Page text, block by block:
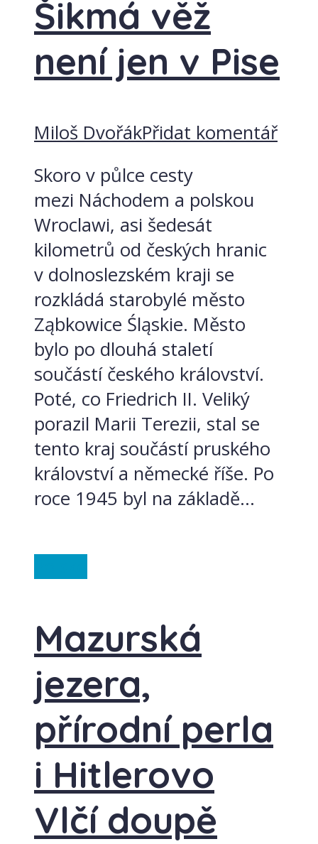
Šikmá věž
není jen v Pise
Miloš DvořákPřidat komentář
Skoro v půlce cesty
mezi Náchodem a polskou
Wroclawi, asi šedesát
kilometrů od českých hranic
v dolnoslezském kraji se
rozkládá starobylé město
Ząbkowice Śląskie. Město
bylo po dlouhá staletí
součástí českého království.
Poté, co Friedrich II. Veliký
porazil Marii Terezii, stal se
tento kraj součástí pruského
království a německé říše. Po
roce 1945 byl na základě...
Mazurská
jezera,
přírodní perla
i Hitlerovo
Vlčí doupě